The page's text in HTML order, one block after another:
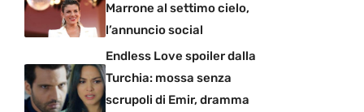
Marrone al settimo cielo,
l’annuncio social
Endless Love spoiler dalla
Turchia: mossa senza
scrupoli di Emir, dramma